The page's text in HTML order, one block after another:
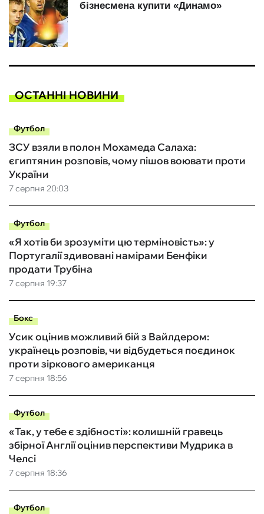
ОСТАННІ НОВИНИ
Футбол
7 серпня 20:03
ЗСУ взяли в полон Мохамеда Салаха:
єгиптянин розповів, чому пішов воювати проти
України
Футбол
7 серпня 19:37
«Я хотів би зрозуміти цю терміновість»: у
Португалії здивовані намірами Бенфіки
продати Трубіна
Бокс
7 серпня 18:56
Усик оцінив можливий бій з Вайлдером:
українець розповів, чи відбудеться поєдинок
проти зіркового американця
Футбол
7 серпня 18:36
«Так, у тебе є здібності»: колишній гравець
збірної Англії оцінив перспективи Мудрика в
Челсі
Футбол